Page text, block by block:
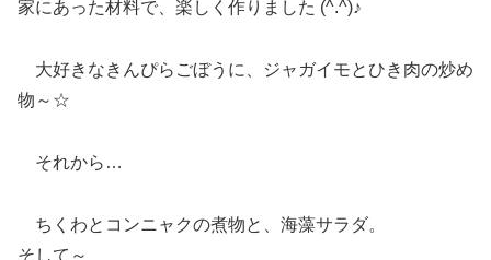
家にあった材料で、楽しく作りました (^.^)♪
大好きなきんぴらごぼうに、ジャガイモとひき肉の炒め
物～☆
それから…
ちくわとコンニャクの煮物と、海藻サラダ。
そして～